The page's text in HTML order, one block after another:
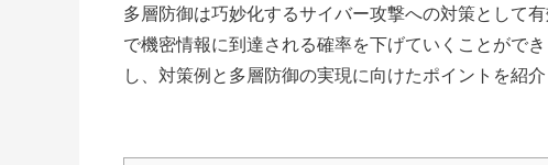
多層防御は巧妙化するサイバー攻撃への対策として
で機密情報に到達される確率を下げていくことがで
し、対策例と多層防御の実現に向けたポイントを紹介